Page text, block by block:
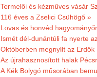
Termelői és kézműves vásár
116 éves a Zselici Csühögő »
Lovas és honvéd
Ismét dél-dunántúli fa nyerte
Októberben megnyílt az
Az újrahasznosított halak
A Kék Bolygó műsorában